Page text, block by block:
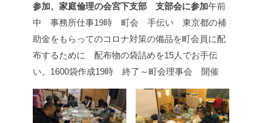
参加、家庭倫理の会宮下支部 支部会に参加午前
中 事務所仕事19時 町会 手伝い 東京都の補
助金をもらってのコロナ対策の備品を町会員に配
布するために 配布物の袋詰めを15人でお手伝
い。1600袋作成19時 終了～町会理事会 開催